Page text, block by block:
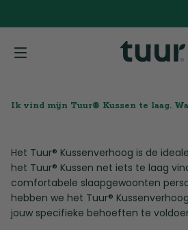
Ik vind mijn Tuur® Kussen te laag.
Het Tuur® Kussenverhoog is de
het Tuur® Kussen net iets te laag
comfortabele slaapgewoonten
hebben we het Tuur®
jouw specifieke behoeften te